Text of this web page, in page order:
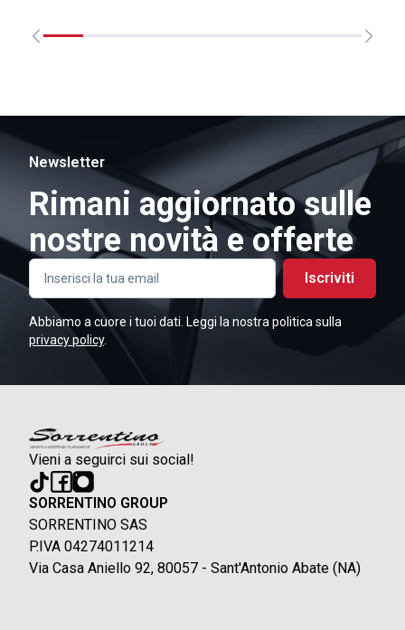
Newsletter
Rimani aggiornato sulle
nostre novità e offerte
Iscriviti
Abbiamo a cuore i tuoi dati. Leggi la nostra politica sulla
privacy policy.
Vieni a seguirci sui social!
SORRENTINO GROUP
SORRENTINO SAS
P.IVA 04274011214
Via Casa Aniello 92, 80057 - Sant'Antonio Abate (NA)